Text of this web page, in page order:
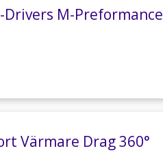
M-Preformance
Värmare Drag 360°